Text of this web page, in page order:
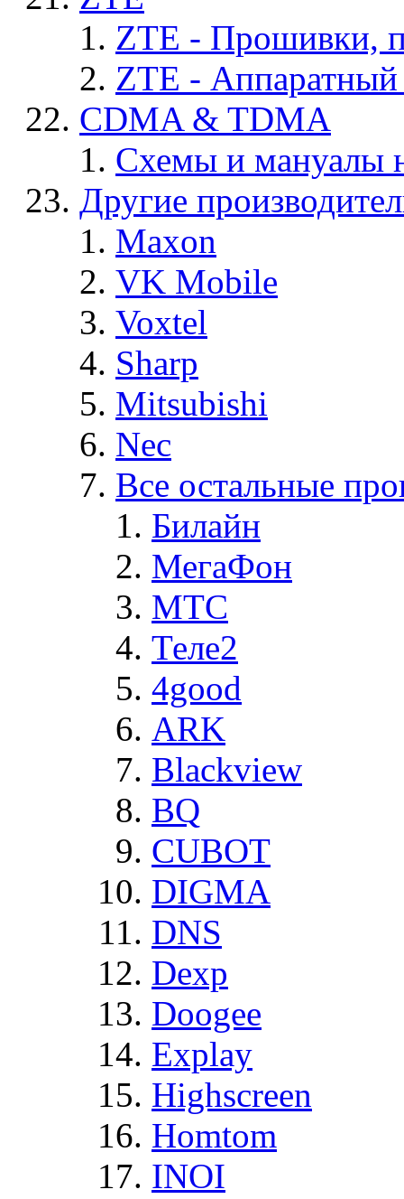
ZTE - Прошивки,
ZTE -
CDMA & TDMA
Схемы и мануалы
Другие
Maxon
VK Mobile
Voxtel
Sharp
Mitsubishi
Nec
Все остальные
Билайн
МегаФон
MTC
Теле2
4good
ARK
Blackview
BQ
CUBOT
DIGMA
DNS
Dexp
Doogee
Explay
Highscreen
Homtom
INOI